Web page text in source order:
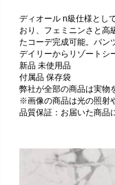
ディオール n級仕様とし
おり、フェミニンさと高
たコーデ完成可能。パン
デイリーからリゾートシ
新品 未使用品
付属品 保存袋
弊社が全部の商品は実物
※画像の商品は光の照射
品質保証：お届いた商品